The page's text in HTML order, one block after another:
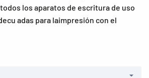
los aparatos de escritura de uso
adas para laimpresión con el